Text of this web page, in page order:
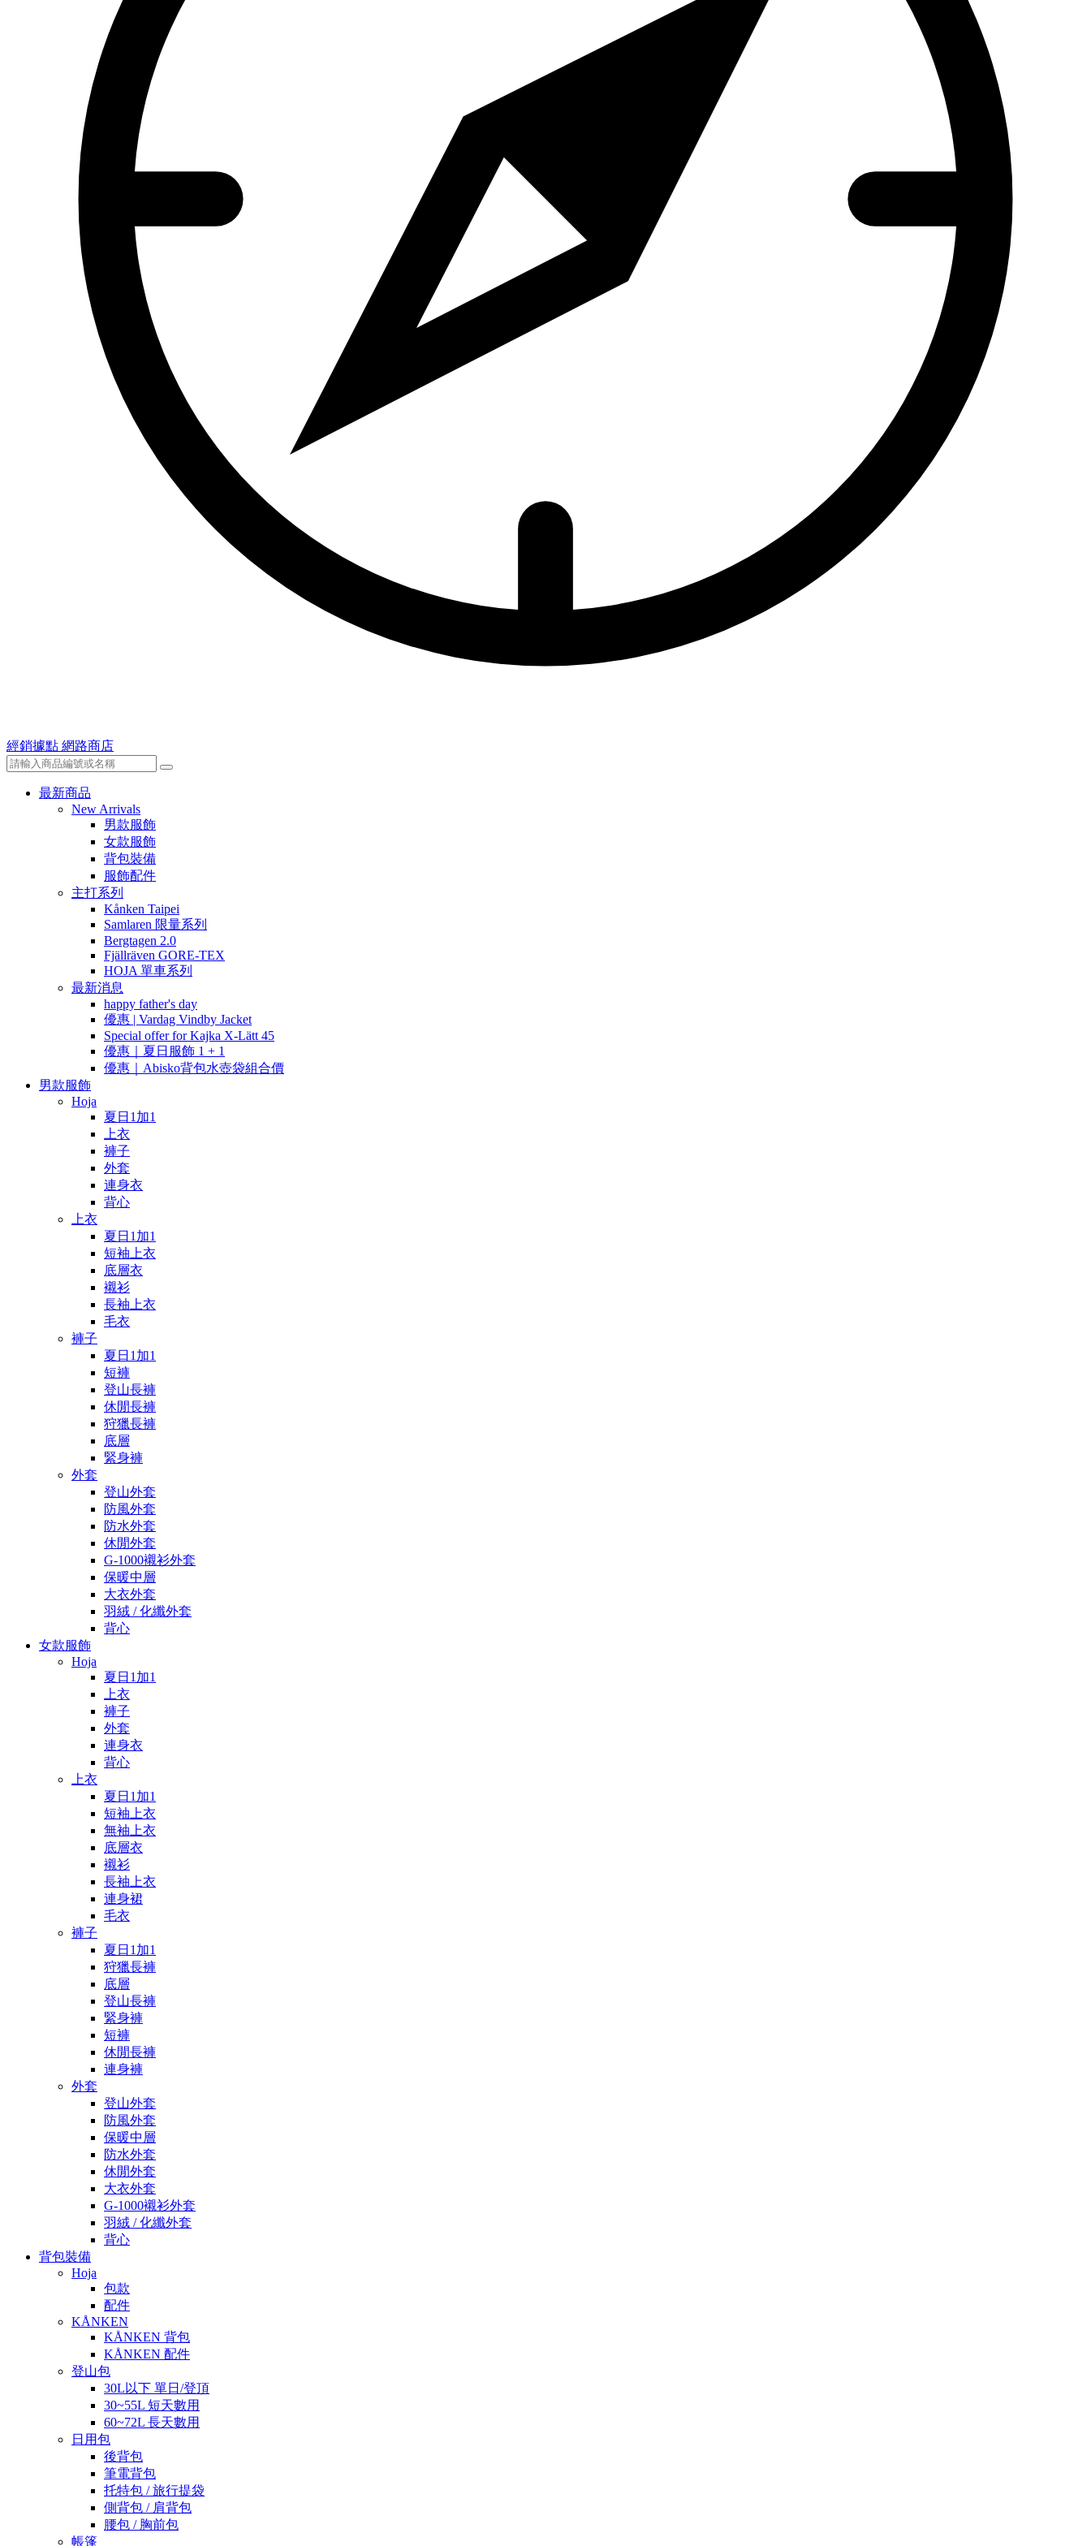
經銷據點 網路商店
最新商品
New Arrivals
男款服飾
女款服飾
背包裝備
服飾配件
主打系列
Kånken Taipei
Samlaren 限量系列
Bergtagen 2.0
Fjällräven GORE-TEX
HOJA 單車系列
最新消息
happy father's day
優惠 | Vardag Vindby Jacket
Special offer for Kajka X-Lätt 45
優惠｜夏日服飾 1 + 1
優惠｜Abisko背包水壺袋組合價
男款服飾
Hoja
夏日1加1
上衣
褲子
外套
連身衣
背心
上衣
夏日1加1
短袖上衣
底層衣
襯衫
長袖上衣
毛衣
褲子
夏日1加1
短褲
登山長褲
休閒長褲
狩獵長褲
底層
緊身褲
外套
登山外套
防風外套
防水外套
休閒外套
G-1000襯衫外套
保暖中層
大衣外套
羽絨 / 化纖外套
背心
女款服飾
Hoja
夏日1加1
上衣
褲子
外套
連身衣
背心
上衣
夏日1加1
短袖上衣
無袖上衣
底層衣
襯衫
長袖上衣
連身裙
毛衣
褲子
夏日1加1
狩獵長褲
底層
登山長褲
緊身褲
短褲
休閒長褲
連身褲
外套
登山外套
防風外套
保暖中層
防水外套
休閒外套
大衣外套
G-1000襯衫外套
羽絨 / 化纖外套
背心
背包裝備
Hoja
包款
配件
KÅNKEN
KÅNKEN 背包
KÅNKEN 配件
登山包
30L以下 單日/登頂
30~55L 短天數用
60~72L 長天數用
日用包
後背包
筆電背包
托特包 / 旅行提袋
側背包 / 肩背包
腰包 / 胸前包
帳篷